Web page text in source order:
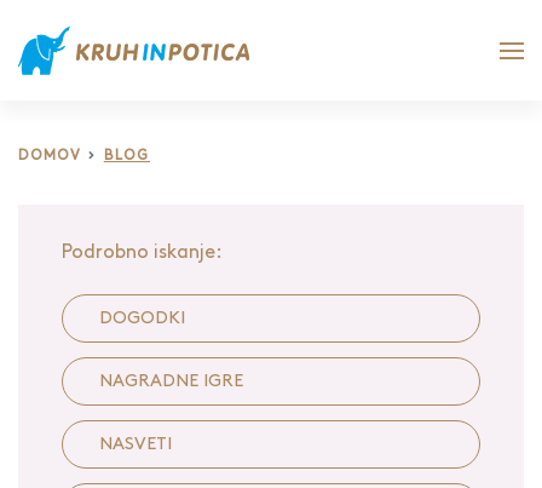
DOMOV BLOG
Podrobno iskanje:
DOGODKI
NAGRADNE IGRE
NASVETI